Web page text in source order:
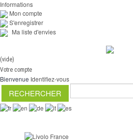
Informations
Mon compte
S'enregistrer
Ma liste d'envies
(vide)
Votre compte
Bienvenue Identifiez-vous